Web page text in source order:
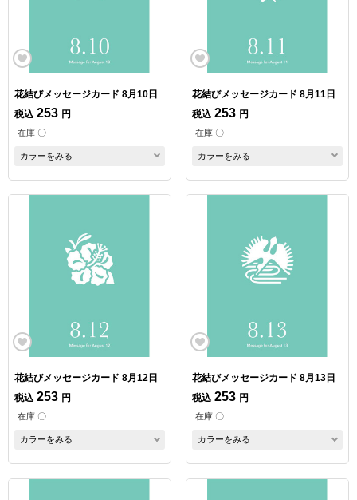
花結びメッセージカード 8月10日
税込 253 円
在庫 〇
カラーをみる
花結びメッセージカード 8月11日
税込 253 円
在庫 〇
カラーをみる
花結びメッセージカード 8月12日
税込 253 円
在庫 〇
カラーをみる
花結びメッセージカード 8月13日
税込 253 円
在庫 〇
カラーをみる